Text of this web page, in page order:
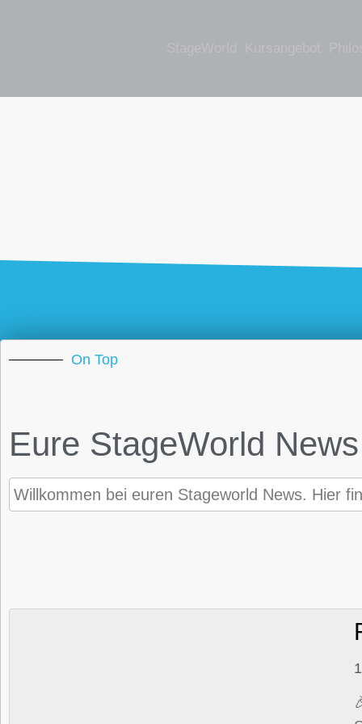
On Top
Eure StageWorld News
Willkommen bei euren Stageworld News. Hier